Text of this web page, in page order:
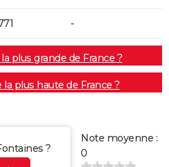
-
plus grande de France ?
plus haute de France ?
?
Note moyenne :
0